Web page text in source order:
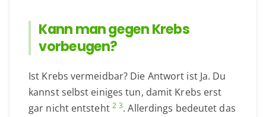
Kann man gegen Krebs
vorbeugen?
Ist Krebs vermeidbar? Die Antwort ist Ja. Du
kannst selbst einiges tun, damit Krebs erst
gar nicht entsteht 2 3. Allerdings bedeutet das